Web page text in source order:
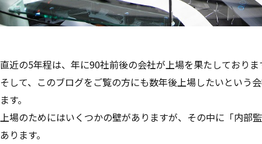
直近の5年程は、年に90社前後の会社が上場を果たしておりま
そして、このブログをご覧の方にも数年後上場したいという
ます。
上場のためにはいくつかの壁がありますが、その中に「内部
あります。